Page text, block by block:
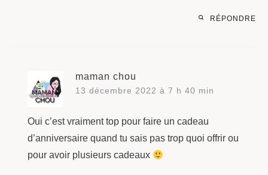
RÉPONDRE
maman chou
13 décembre 2022 à 7 h 40 min
Oui c’est vraiment top pour faire un cadeau
d’anniversaire quand tu sais pas trop quoi offrir ou
pour avoir plusieurs cadeaux